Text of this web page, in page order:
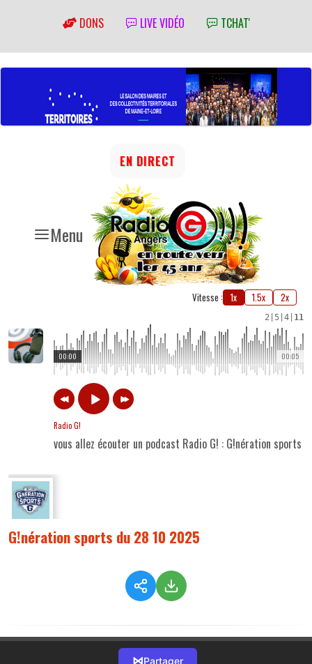
DONS LIVE VIDÉO TCHAT'
Menu
EN DIRECT
Vitesse : 1x 1.5x 2x
2 5 4 11
00:05
00:00
Radio G!
vous allez écouter un podcast Radio G! : G!nération sports
G!nération sports du 28 10 2025
⋈Partager